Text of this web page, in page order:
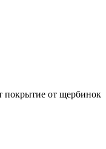
покрытие от щербинок